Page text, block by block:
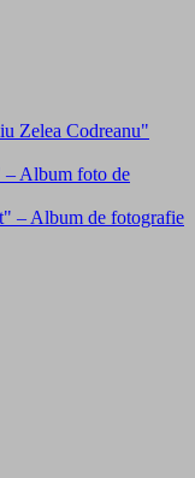
Zelea Codreanu"
– Album foto de
– Album de fotografie